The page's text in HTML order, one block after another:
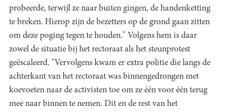
probeerde, terwijl ze naar buiten gingen, de handenketting
te breken. Hierop zijn de bezetters op de grond gaan zitten
om deze poging tegen te houden." Volgens hem is daar
zowel de situatie bij het rectoraat als het steunprotest
geëscaleerd. "Vervolgens kwam er extra politie die langs de
achterkant van het rectoraat was binnengedrongen met
koevoeten naar de activisten toe om ze één voor één terug
mee naar binnen te nemen. Dit en de rest van het